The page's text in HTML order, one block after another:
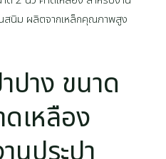
ปาง ขนาด
เหลือง